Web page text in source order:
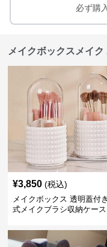
必ず購
メイクボックスメイ
¥3,850 (税込)
メイクボックス 透明蓋付
式メイクブラシ収納ケース